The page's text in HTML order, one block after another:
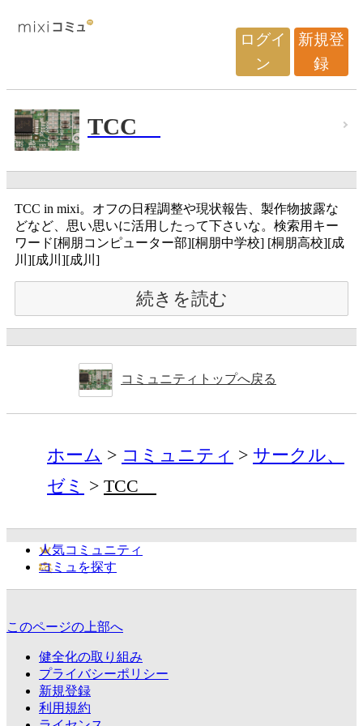
ログイ
ン
新規登
録
TCC
TCC in mixi。オフの日程調整や現状報告、製作物披露な
どなど、思い思いに活用したって下さいな。検索用キー
ワード[桐朋コンピューター部][桐朋中学校] [桐朋高校][成
川][成川][成川]
続きを読む
コミュニティトップへ戻る
ホーム コミュニティ
サークル、
ゼミ
TCC
人気コミュニティ
コミュを探す
このページの上部へ
健全化の取り組み
プライバシーポリシー
新規登録
利用規約